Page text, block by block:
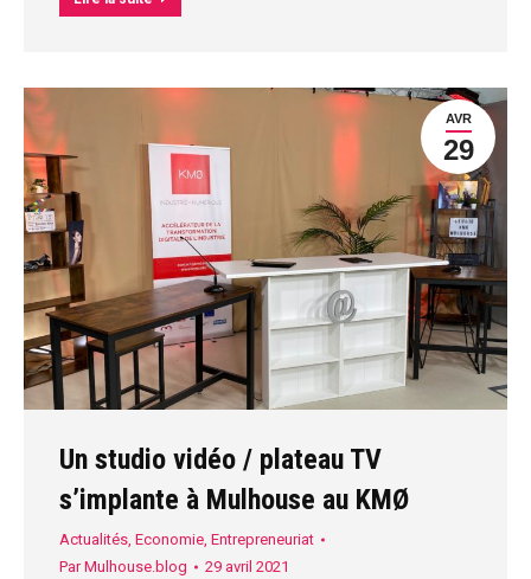
AVR
29
Un studio vidéo / plateau TV
s’implante à Mulhouse au KMØ
Actualités, Economie, Entrepreneuriat
ParMulhouse.blog 29 avril 2021